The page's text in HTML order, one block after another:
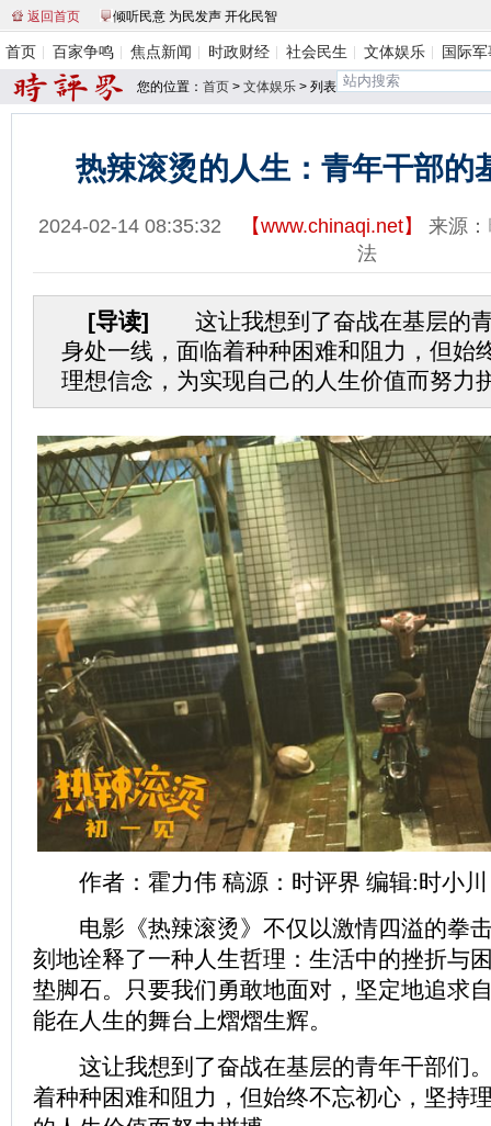
返回首页 倾听民意 为民发声 开化民智
首页 百家争鸣 焦点新闻 时政财经 社会民生 文体娱乐 国际
您的位置： 首页 > 文体娱乐 > 列表
热辣滚烫的人生：青年干部的
2024-02-14 08:35:32 【www.chinaqi.net】 来源：
法
[导读] 这让我想到了奋战在基层的
身处一线，面临着种种困难和阻力，但始
理想信念，为实现自己的人生价值而努力
作者：霍力伟 稿源：时评界 编辑:时小川
电影《热辣滚烫》不仅以激情四溢的拳
刻地诠释了一种人生哲理：生活中的挫折与
垫脚石。只要我们勇敢地面对，坚定地追求
能在人生的舞台上熠熠生辉。
这让我想到了奋战在基层的青年干部们
着种种困难和阻力，但始终不忘初心，坚持